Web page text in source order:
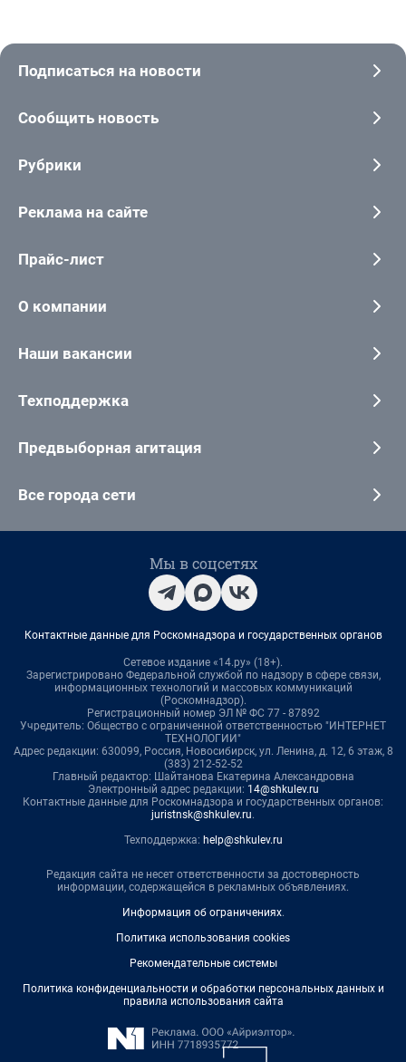
Подписаться на новости
Сообщить новость
Рубрики
Реклама на сайте
Прайс-лист
О компании
Наши вакансии
Техподдержка
Предвыборная агитация
Все города сети
Мы в соцсетях
Контактные данные для Роскомнадзора и государственных органов
Сетевое издание «14.ру» (18+).
Зарегистрировано Федеральной службой по надзору в сфере связи,
информационных технологий и массовых коммуникаций
(Роскомнадзор).
Регистрационный номер ЭЛ № ФС 77 - 87892
Учредитель: Общество с ограниченной ответственностью "ИНТЕРНЕТ
ТЕХНОЛОГИИ"
Адрес редакции: 630099, Россия, Новосибирск, ул. Ленина, д. 12, 6 этаж, 8
(383) 212-52-52
Главный редактор: Шайтанова Екатерина Александровна
Электронный адрес редакции: 14@shkulev.ru
Контактные данные для Роскомнадзора и государственных органов:
juristnsk@shkulev.ru.
Техподдержка: help@shkulev.ru
Редакция сайта не несет ответственности за достоверность
информации, содержащейся в рекламных объявлениях.
Информация об ограничениях.
Политика использования cookies
Рекомендательные системы
Политика конфиденциальности и обработки персональных данных и
правила использования сайта